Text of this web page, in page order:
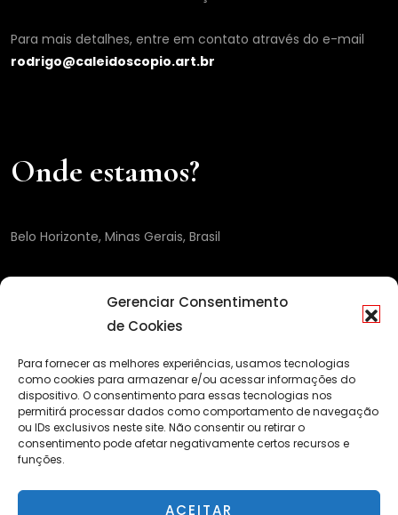
Gerenciar Consentimento
de Cookies
Para fornecer as melhores experiências, usamos tecnologias
como cookies para armazenar e/ou acessar informações do
dispositivo. O consentimento para essas tecnologias nos
permitirá processar dados como comportamento de navegação
ou IDs exclusivos neste site. Não consentir ou retirar o
consentimento pode afetar negativamente certos recursos e
funções.
ACEITAR
Para mais detalhes, entre em contato através do e-mail
rodrigo@caleidoscopio.art.br
Onde estamos?
Belo Horizonte, Minas Gerais, Brasil